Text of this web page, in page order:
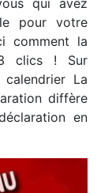
qui avez
pour votre
comment la
clics ! Sur
La
diffère
en